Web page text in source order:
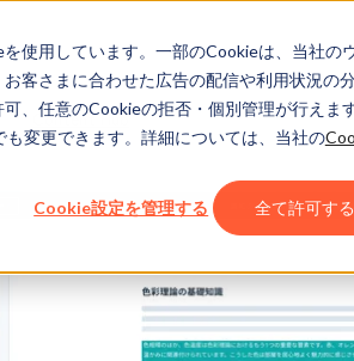
使用しています。一部のCookieは、当社の
客さまに合わせた広告の配信や利用状況の
、任意のCookieの拒否・個別管理が行えま
変更できます。詳細については、当社の
Cookie設定を管理する 全て許可する
Content Hub